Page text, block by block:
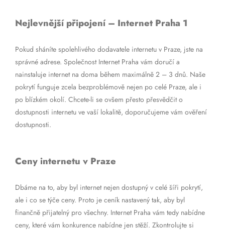
Nejlevnější připojení – Internet Praha 1
Pokud sháníte spolehlivého dodavatele internetu v Praze, jste na
správné adrese. Společnost Internet Praha vám doručí a
nainstaluje internet na doma během maximálně 2 – 3 dnů. Naše
pokrytí funguje zcela bezproblémově nejen po celé Praze, ale i
po blízkém okolí. Chcete-li se ovšem přesto přesvědčit o
dostupnosti internetu ve vaší lokalitě, doporučujeme vám ověření
dostupnosti.
Ceny internetu v Praze
Dbáme na to, aby byl internet nejen dostupný v celé šíři pokrytí,
ale i co se týče ceny. Proto je ceník nastavený tak, aby byl
finančně přijatelný pro všechny. Internet Praha vám tedy nabídne
ceny, které vám konkurence nabídne jen stěží. Zkontrolujte si